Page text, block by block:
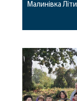
Малинівка
Строк, ігумен
Марк
округу прот.
благочиння.